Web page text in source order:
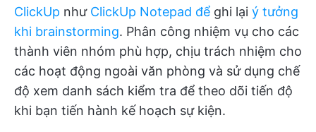
ClickUp như ClickUp Notepad để ghi lại ý tưởng
khi brainstorming. Phân công nhiệm vụ cho các
thành viên nhóm phù hợp, chịu trách nhiệm cho
các hoạt động ngoài văn phòng và sử dụng chế
độ xem danh sách kiểm tra để theo dõi tiến độ
khi bạn tiến hành kế hoạch sự kiện.